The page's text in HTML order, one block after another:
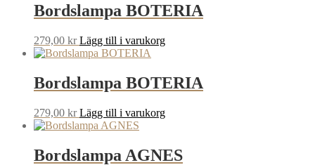
Bordslampa BOTERIA
279,00 kr Lägg till i varukorg
Bordslampa BOTERIA
279,00 kr Lägg till i varukorg
Bordslampa AGNES